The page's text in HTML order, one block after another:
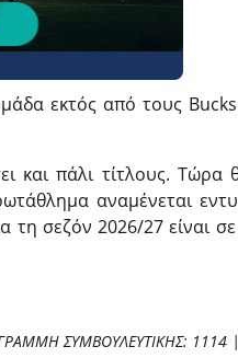
εκτός από τους
και πάλι τίτλους. Τώρα
αναμένεται
τη σεζόν 2026/27 είναι σε
ΣΥΜΒΟΥΛΕΥΤΙΚΗΣ: 1114